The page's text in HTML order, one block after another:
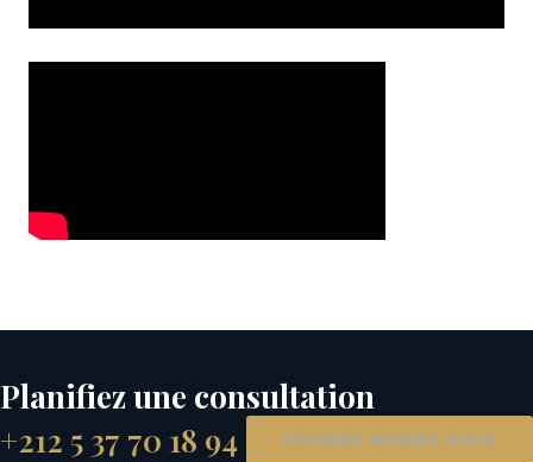
Planifiez une consultation
+212 5 37 70 18 94
PRENDRE RENDEZ-VOUS